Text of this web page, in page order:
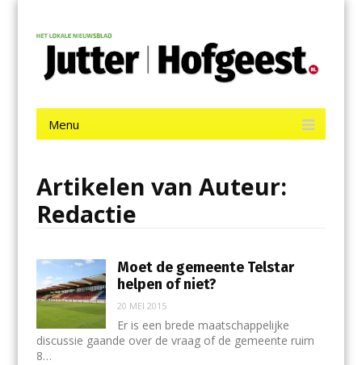
contentJutter | Hofgeest
Menu
Artikelen van Auteur:
Redactie
Moet de gemeente Telstar
helpen of niet?
20 MEI 2015
Er is een brede maatschappelijke
discussie gaande over de vraag of de gemeente ruim
8…